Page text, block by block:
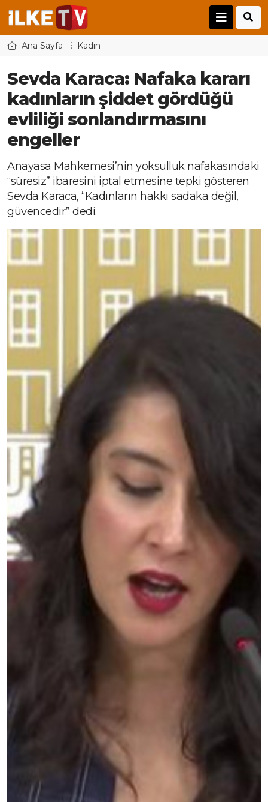
Ana Sayfa Kadın
Sevda Karaca: Nafaka kararı
kadınların şiddet gördüğü
evliliği sonlandırmasını
engeller
Anayasa Mahkemesi’nin yoksulluk nafakasındaki
“süresiz” ibaresini iptal etmesine tepki gösteren
Sevda Karaca, “Kadınların hakkı sadaka değil,
güvencedir” dedi.